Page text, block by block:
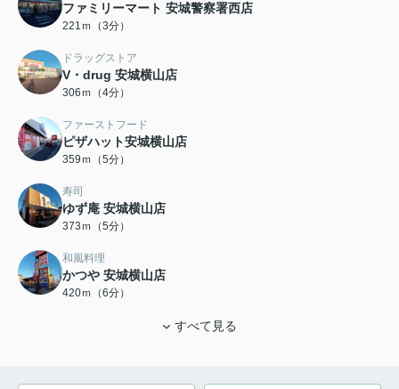
ファミリーマート 安城警察署西店
221ｍ（3分）
ドラッグストア
V・drug 安城横山店
306ｍ（4分）
ファーストフード
ピザハット安城横山店
359ｍ（5分）
寿司
ゆず庵 安城横山店
373ｍ（5分）
和風料理
かつや 安城横山店
420ｍ（6分）
すべて見る